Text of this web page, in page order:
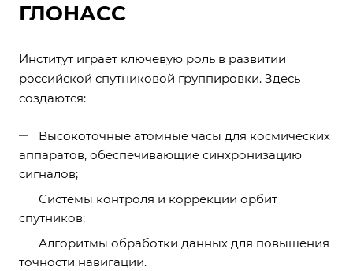
ГЛОНАСС
Институт играет ключевую роль в развитии
российской спутниковой группировки. Здесь
создаются:
Высокоточные атомные часы для космических
аппаратов, обеспечивающие синхронизацию
сигналов;
Системы контроля и коррекции орбит
спутников;
Алгоритмы обработки данных для повышения
точности навигации.